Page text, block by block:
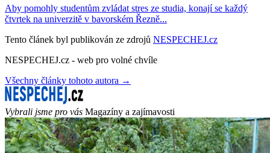
Aby pomohly studentům zvládat stres ze studia, konají se každý
čtvrtek na univerzitě v bavorském Řezně...
Tento článek byl publikován ze zdrojů NESPECHEJ.cz
NESPECHEJ.cz - web pro volné chvíle
Všechny články tohoto autora →
Vybrali jsme pro vás Magazíny a zajímavosti